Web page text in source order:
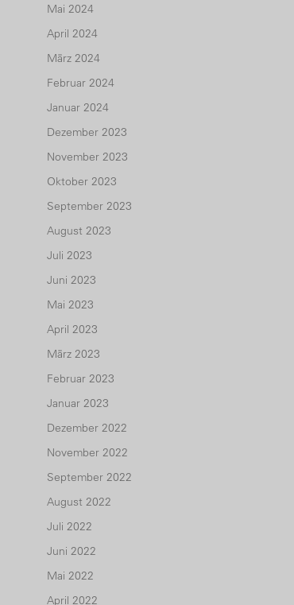
Mai 2024
April 2024
März 2024
Februar 2024
Januar 2024
Dezember 2023
November 2023
Oktober 2023
September 2023
August 2023
Juli 2023
Juni 2023
Mai 2023
April 2023
März 2023
Februar 2023
Januar 2023
Dezember 2022
November 2022
September 2022
August 2022
Juli 2022
Juni 2022
Mai 2022
April 2022